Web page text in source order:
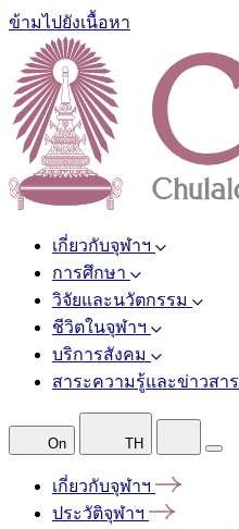
ข้ามไปยังเนื้อหา
เกี่ยวกับจุฬาฯ
การศึกษา
วิจัยและนวัตกรรม
ชีวิตในจุฬาฯ
บริการสังคม
สาระความรู้และข่าวสาร
On TH
เกี่ยวกับจุฬาฯ
ประวัติจุฬาฯ